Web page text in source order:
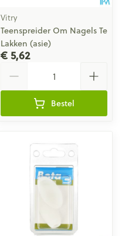
Vitry
Teenspreider Om Nagels Te
Lakken (asie)
€ 5,62
Bestel